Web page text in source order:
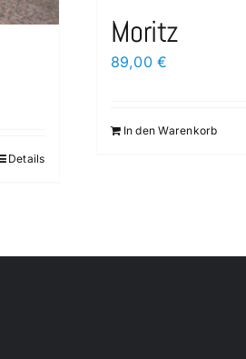
Details
Moritz
89,00€
In den Warenkorb